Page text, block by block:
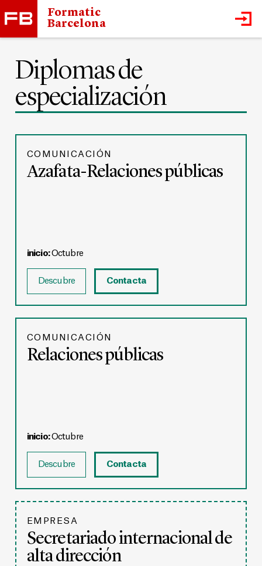
Formatic
Barcelona
Diplomas de
especialización
COMUNICACIÓN
Azafata-Relaciones públicas
inicio:Octubre
Descubre Contacta
COMUNICACIÓN
Relaciones públicas
inicio:Octubre
Descubre Contacta
EMPRESA
Secretariado internacional de
alta dirección